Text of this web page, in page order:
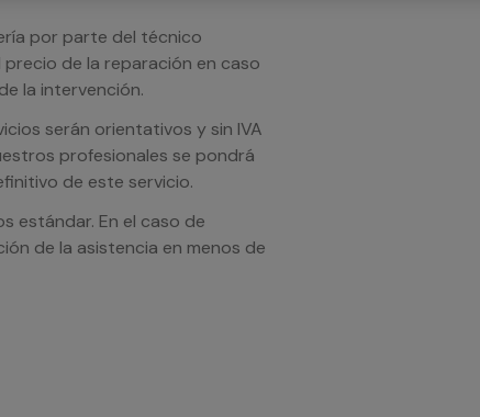
por parte del técnico
de la reparación en caso
la intervención.
serán orientativos y sin IVA
profesionales se pondrá
de este servicio.
estándar. En el caso de
de la asistencia en menos de